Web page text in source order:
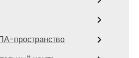
пространство